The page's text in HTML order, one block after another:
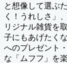
と想像して選ぶ
く！うれしさ」
リジナル雑貨を
子にもあげたく
へのプレゼント
な「ムフフ」を